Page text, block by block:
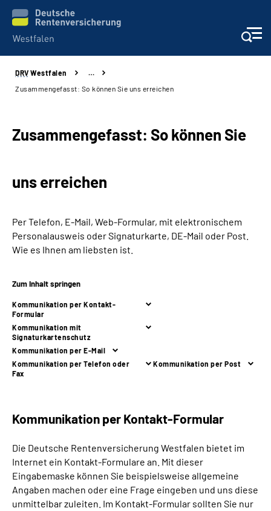
Kontakt und Beratung
Presse
Über uns
Online-Services
Inhalte in Gebärdensprache (DGS)
Leichte Sprache
DRV Westfalen
…
Zusammengefasst: So können Sie uns erreichen
Zusammengefasst: So können Sie
uns erreichen
Per Telefon, E-Mail, Web-Formular, mit elektronischem
Personalausweis oder Signaturkarte, DE-Mail oder Post.
Wie es Ihnen am liebsten ist.
Zum Inhalt springen
Kommunikation per Kontakt-
Formular
Kommunikation mit
Signaturkartenschutz
Kommunikation per E-Mail
Kommunikation per Telefon oder
Fax
Kommunikation per Post
Kommunikation per Kontakt-Formular
Die Deutsche Rentenversicherung Westfalen bietet im
Internet ein Kontakt-Formulare an. Mit dieser
Eingabemaske können Sie beispielsweise allgemeine
Angaben machen oder eine Frage eingeben und uns diese
unmittelbar zuleiten. Im Kontakt-Formular sollten Sie nur